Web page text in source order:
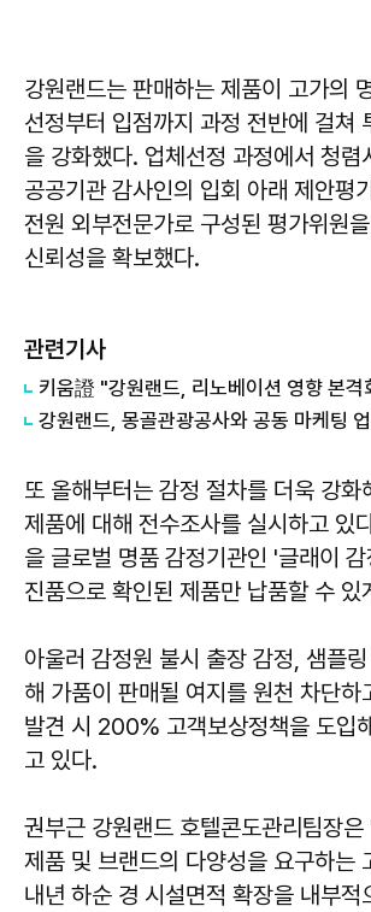
강원랜드는 판매하는 제품이 고가의
선정부터 입점까지 과정 전반에 걸쳐
을 강화했다. 업체선정 과정에서 청렴
공공기관 감사인의 입회 아래 제안평
전원 외부전문가로 구성된 평가위원
신뢰성을 확보했다.
관련기사
강원랜드, 몽골관광공사와 공동 마케팅
또 올해부터는 감정 절차를 더욱 강화
제품에 대해 전수조사를 실시하고 있
을 글로벌 명품 감정기관인 '글래이
진품으로 확인된 제품만 납품할 수 있
아울러 감정원 불시 출장 감정, 샘플
해 가품이 판매될 여지를 원천 차단하
발견 시 200% 고객보상정책을 도입
고 있다.
권부근 강원랜드 호텔콘도관리팀장
제품 및 브랜드의 다양성을 요구하는
내년 하순 경 시설면적 확장을 내부적